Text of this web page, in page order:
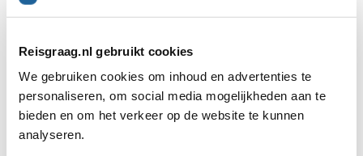
Reisgraag.nl gebruikt cookies
We gebruiken cookies om inhoud en advertenties te
personaliseren, om social media mogelijkheden aan te
bieden en om het verkeer op de website te kunnen
analyseren.
Around Borholm